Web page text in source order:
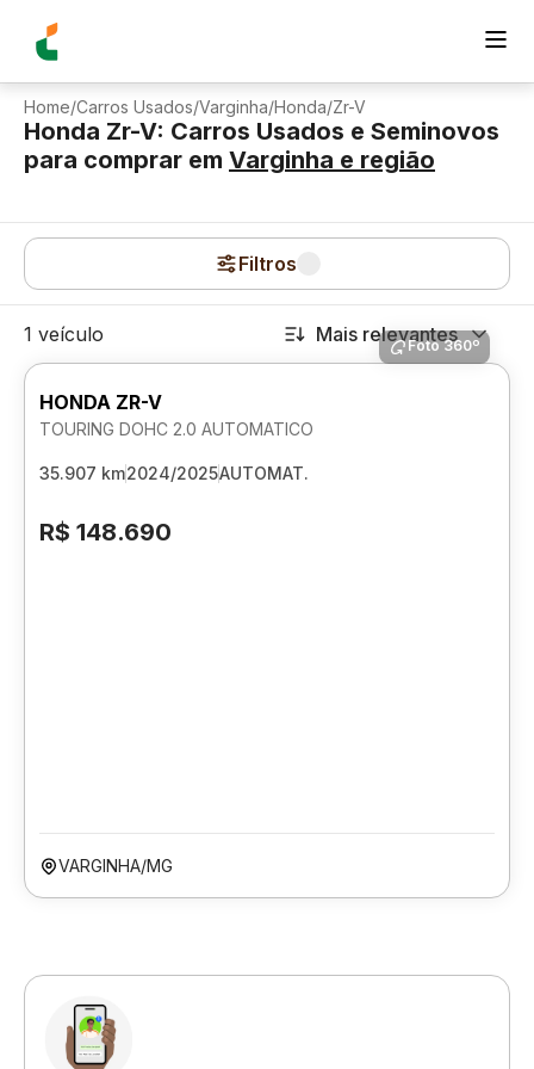
Home/Carros Usados/Varginha/Honda/Zr-V
Honda Zr-V: Carros Usados e Seminovos
para comprar em Varginha e região
Filtros
1 veículo Mais relevantes
Foto 360º
HONDA ZR-V
TOURING DOHC 2.0 AUTOMATICO
35.907 km2024/2025AUTOMAT.
R$ 148.690
VARGINHA/MG